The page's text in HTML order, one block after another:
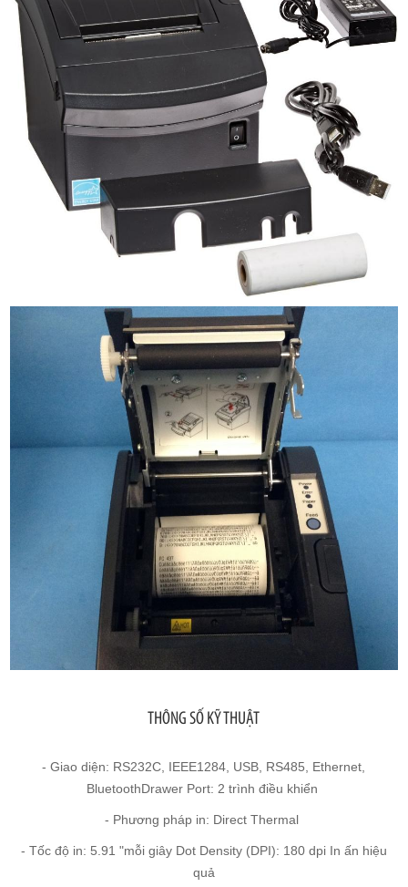
THÔNG SỐ KỸ THUẬT
- Giao diện: RS232C, IEEE1284, USB, RS485, Ethernet,
BluetoothDrawer Port: 2 trình điều khiển
- Phương pháp in: Direct Thermal
- Tốc độ in: 5.91 "mỗi giây Dot Density (DPI): 180 dpi In ấn hiệu
quả